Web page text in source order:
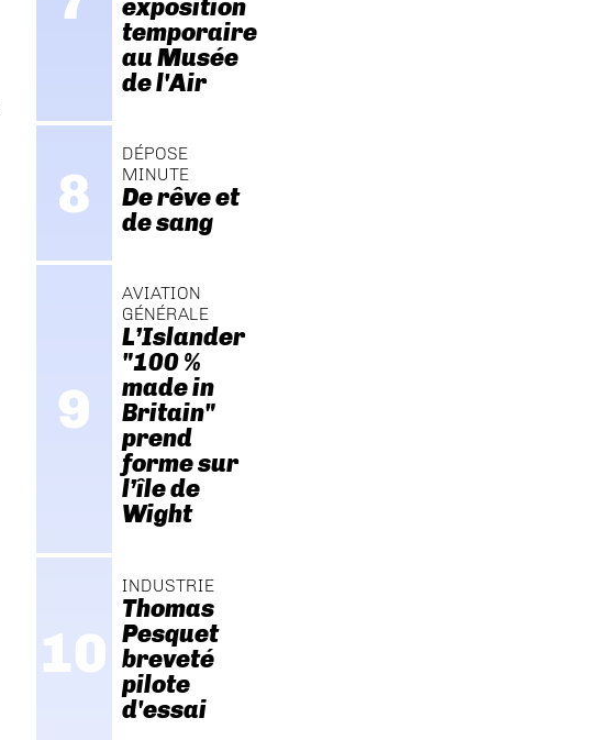
exposition
temporaire
au Musée
de l'Air
DÉPOSE
MINUTE
De rêve et
de sang
AVIATION
GÉNÉRALE
L’Islander
"100 %
made in
Britain"
prend
forme sur
l’île de
Wight
INDUSTRIE
Thomas
Pesquet
breveté
pilote
d'essai